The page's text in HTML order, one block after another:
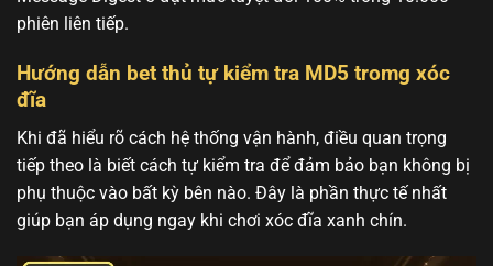
phiên liên tiếp.
Hướng dẫn bet thủ tự kiểm tra MD5 tromg xóc
đĩa
Khi đã hiểu rõ cách hệ thống vận hành, điều quan trọng
tiếp theo là biết cách tự kiểm tra để đảm bảo bạn không bị
phụ thuộc vào bất kỳ bên nào. Đây là phần thực tế nhất
giúp bạn áp dụng ngay khi chơi xóc đĩa xanh chín.